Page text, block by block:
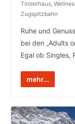
Tirolerhaus,
Zugspitzbahn
Ruhe und
bei den „Adults
Egal ob Singles,
mehr...